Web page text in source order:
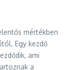
mértékben
Egy kezdő
ami
a